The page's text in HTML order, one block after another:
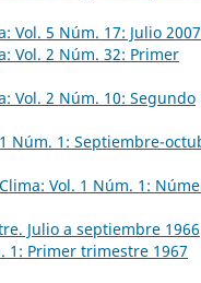
Vol. 5 Núm. 17: Julio 2007
Vol. 2 Núm. 32: Primer
Vol. 2 Núm. 10: Segundo
Núm. 1: Septiembre-
Vol. 1 Núm. 1:
Julio a septiembre 1966
1: Primer trimestre 1967